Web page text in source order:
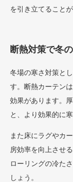
を引き立てることが
断熱対策で冬
冬場の寒さ対策と
す。断熱カーテン
効果があります。
と、より効果的に
また床にラグやカ
房効率を向上させ
ローリングの冷た
しょう。